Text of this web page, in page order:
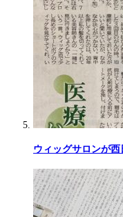
ウィッグサロンが